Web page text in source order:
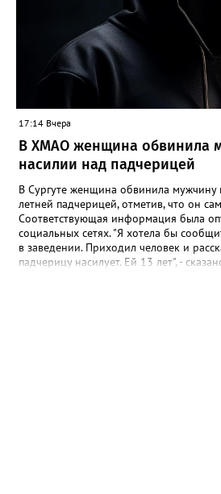
благоустройству" Нижневартовска
Gorod3466.ru сообщили, что звуковые
светофорных объектах оборудованы в
при согласовании с обществом слепых.
контролируется прокуратурой. В
работают. Корректировка громкости
возможности", - подчеркнули в
17:14 Вчера
В ХМАО женщина обвинила
насилии над падчерицей
В Сургуте женщина обвинила мужчину
летней падчерицей, отметив, что он
Соответствующая информация была
социальных сетях. "Я хотела бы
в заведении. Приходил человек и
падчерицу насилует. Ей 13 лет", -